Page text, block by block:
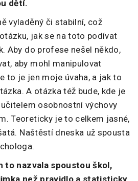
dětí.
vyladěný či stabilní, což
jak se na toto podívat
Aby do profese nešel někdo,
aby mohl manipulovat
to je jen moje úvaha, a jak to
A otázka též bude, kde je
osobnostní výchovy
Teoreticky je to celkem jasné,
Naštěstí dneska už spousta
to nazvala spoustou škol,